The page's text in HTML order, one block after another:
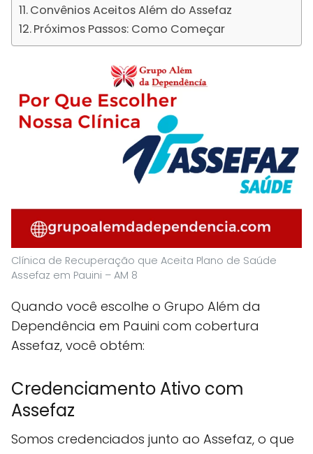
Convênios Aceitos Além do Assefaz
Próximos Passos: Como Começar
Clínica de Recuperação que Aceita Plano de Saúde
Assefaz em Pauini – AM 8
Quando você escolhe o Grupo Além da
Dependência em Pauini com cobertura
Assefaz, você obtém:
Credenciamento Ativo com
Assefaz
Somos credenciados junto ao Assefaz, o que